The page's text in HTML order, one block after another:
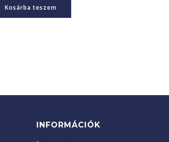
Kosárba teszem
INFORMÁCIÓK